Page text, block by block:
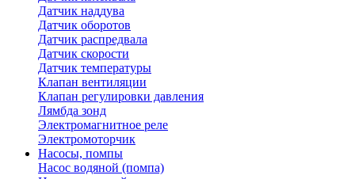
Датчик наддува
Датчик оборотов
Датчик распредвала
Датчик скорости
Датчик температуры
Клапан вентиляции
Клапан регулировки давления
Лямбда зонд
Электромагнитное реле
Электромоторчик
Насосы, помпы
Насос водяной (помпа)